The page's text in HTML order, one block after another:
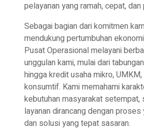
pelayanan yang ramah, cepat,
Sebagai bagian dari komitmen
mendukung pertumbuhan
Pusat Operasional melayani
unggulan kami, mulai dari
hingga kredit usaha mikro,
konsumtif. Kami memahami
kebutuhan masyarakat setempat,
layanan dirancang dengan
dan solusi yang tepat sasaran.